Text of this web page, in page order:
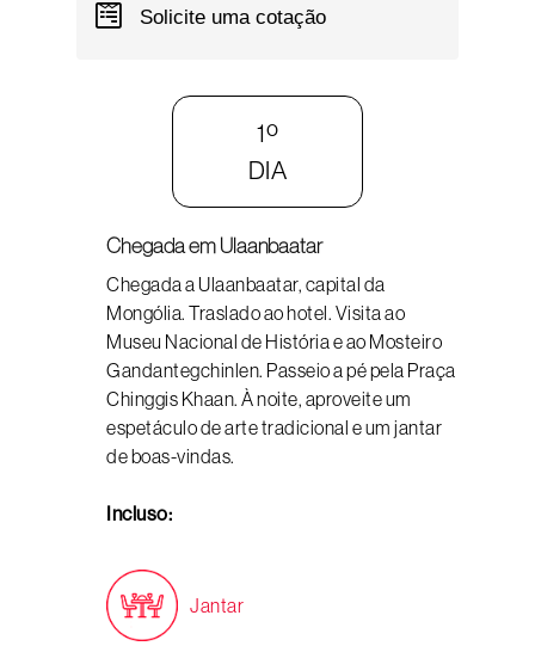
Solicite uma cotação
1º
DIA
Chegada em Ulaanbaatar
Chegada a Ulaanbaatar, capital da
Mongólia. Traslado ao hotel. Visita ao
Museu Nacional de História e ao Mosteiro
Gandantegchinlen. Passeio a pé pela Praça
Chinggis Khaan. À noite, aproveite um
espetáculo de arte tradicional e um jantar
de boas-vindas.
Incluso:
Jantar